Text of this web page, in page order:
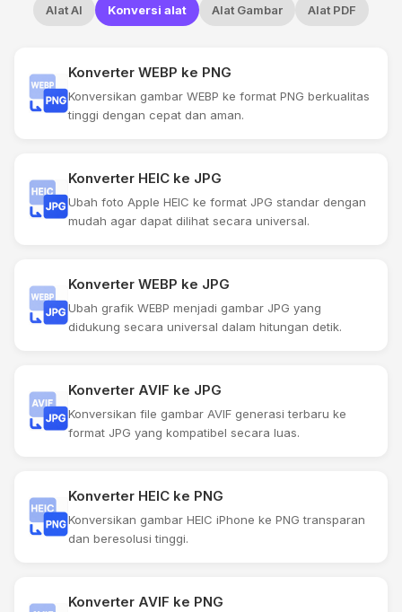
Alat AI Konversi alat Alat Gambar Alat PDF
Konverter WEBP ke PNG
Konversikan gambar WEBP ke format PNG berkualitas
tinggi dengan cepat dan aman.
Konverter HEIC ke JPG
Ubah foto Apple HEIC ke format JPG standar dengan
mudah agar dapat dilihat secara universal.
Konverter WEBP ke JPG
Ubah grafik WEBP menjadi gambar JPG yang
didukung secara universal dalam hitungan detik.
Konverter AVIF ke JPG
Konversikan file gambar AVIF generasi terbaru ke
format JPG yang kompatibel secara luas.
Konverter HEIC ke PNG
Konversikan gambar HEIC iPhone ke PNG transparan
dan beresolusi tinggi.
Konverter AVIF ke PNG